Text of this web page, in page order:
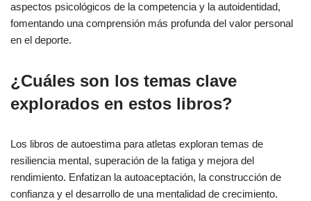
aspectos psicológicos de la competencia y la autoidentidad,
fomentando una comprensión más profunda del valor personal
en el deporte.
¿Cuáles son los temas clave
explorados en estos libros?
Los libros de autoestima para atletas exploran temas de
resiliencia mental, superación de la fatiga y mejora del
rendimiento. Enfatizan la autoaceptación, la construcción de
confianza y el desarrollo de una mentalidad de crecimiento.